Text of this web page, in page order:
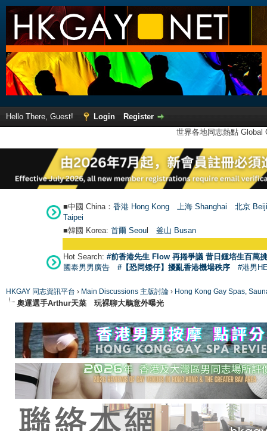
Hello There, Guest! Login
Register
世界各地同志熱點
■中國 China： 香港 Hong Kong 上海 Shanghai
北京
Taipei
■韓國 Korea: 首爾 Seoul 釜山 Busan
Hot Search: #前香港先生 Flow 再捲爭議 昔日鍾培生百萬
國泰男男廣告
#【恐同矮仔】擾亂香港機場秩序 #港男
HKGAY 同志資訊平台 › Main Discussions 主版討論 › Hong Kong Gay Spas,
奧運選手Arthur天菜 玩裸聊大鵰意外曝光